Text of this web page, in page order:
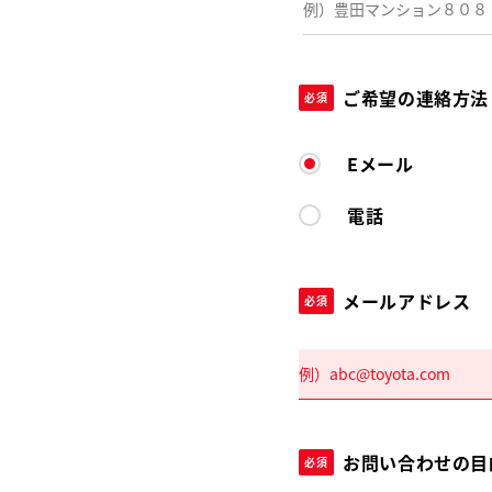
必須 ご希望の連絡方法
Eメール
電話
必須 メールアドレス
必須 お問い合わせの